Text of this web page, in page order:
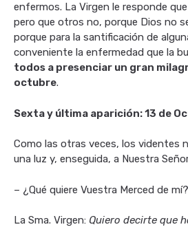
enfermos. La Virgen le responde
pero que otros no, porque Dios no
porque para la santificación de
conveniente la enfermedad que la
todos a presenciar un gran
octubre.
Sexta y última aparición: 13 de
Como las otras veces, los videntes
una luz y, enseguida, a Nuestra
– ¿Qué quiere Vuestra Merced de
La Sma. Virgen: Quiero decirte que